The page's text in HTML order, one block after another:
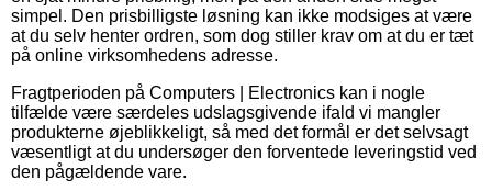
simpel. Den prisbilligste løsning kan ikke modsiges at være
at du selv henter ordren, som dog stiller krav om at du er tæt
på online virksomhedens adresse.
Fragtperioden på Computers | Electronics kan i nogle
tilfælde være særdeles udslagsgivende ifald vi mangler
produkterne øjeblikkeligt, så med det formål er det selvsagt
væsentligt at du undersøger den forventede leveringstid ved
den pågældende vare.